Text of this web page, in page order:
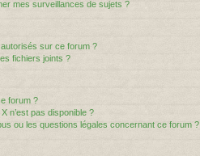
mes surveillances de sujets ?
sur ce forum ?
fichiers joints ?
forum ?
n’est pas disponible ?
ou les questions légales concernant ce forum ?